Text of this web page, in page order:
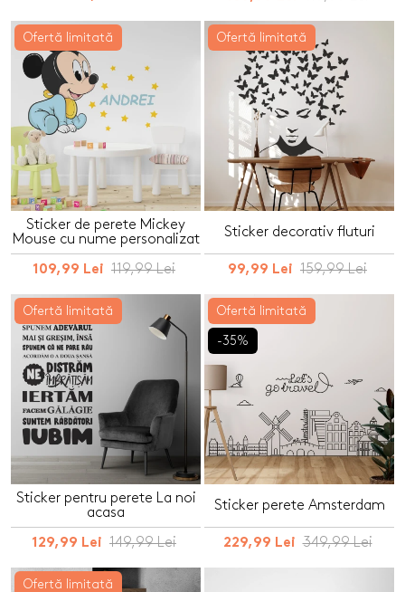
Ofertă limitată
Sticker de perete Mickey
Mouse cu nume personalizat
109,99 Lei 119,99 Lei
Ofertă limitată
Sticker decorativ fluturi
99,99 Lei 159,99 Lei
Ofertă limitată
Sticker pentru perete La noi
acasa
129,99 Lei 149,99 Lei
Ofertă limitată
-35%
Sticker perete Amsterdam
229,99 Lei 349,99 Lei
Ofertă limitată